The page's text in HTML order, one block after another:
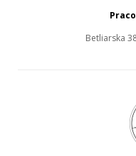
Betliarska